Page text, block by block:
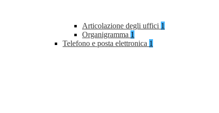
Articolazione degli uffici 1
Organigramma 1
Telefono e posta elettronica 1